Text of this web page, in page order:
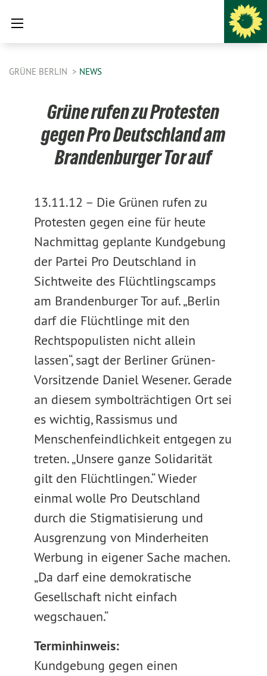
GRÜNE BERLIN NEWS
Grüne rufen zu Protesten
gegen Pro Deutschland am
Brandenburger Tor auf
13.11.12 – Die Grünen rufen zu
Protesten gegen eine für heute
Nachmittag geplante Kundgebung
der Partei Pro Deutschland in
Sichtweite des Flüchtlingscamps
am Brandenburger Tor auf. „Berlin
darf die Flüchtlinge mit den
Rechtspopulisten nicht allein
lassen“, sagt der Berliner Grünen-
Vorsitzende Daniel Wesener. Gerade
an diesem symbolträchtigen Ort sei
es wichtig, Rassismus und
Menschenfeindlichkeit entgegen zu
treten. „Unsere ganze Solidarität
gilt den Flüchtlingen.“ Wieder
einmal wolle Pro Deutschland
durch die Stigmatisierung und
Ausgrenzung von Minderheiten
Werbung in eigener Sache machen.
„Da darf eine demokratische
Gesellschaft nicht einfach
wegschauen.“
Terminhinweis:
Kundgebung gegen einen